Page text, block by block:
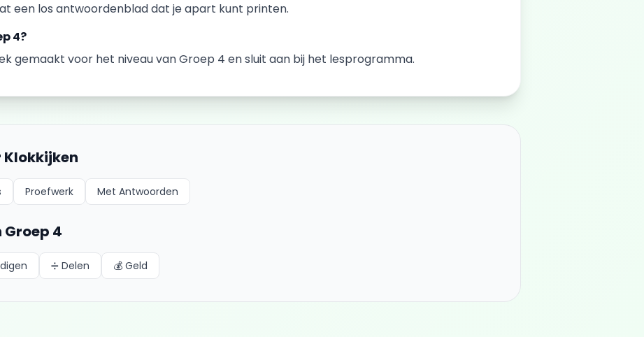
een los antwoordenblad dat je apart kunt printen.
4?
gemaakt voor het niveau vanGroep 4 en sluit aan bij het lesprogramma.
Klokkijken
Proefwerk Met Antwoorden
Groep 4
➗ Delen 💰 Geld